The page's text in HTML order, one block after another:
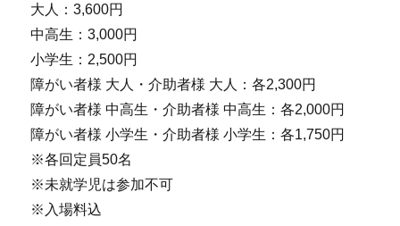
大人：3,600円
中高生：3,000円
小学生：2,500円
障がい者様 大人・介助者様 大人：各2,300円
障がい者様 中高生・介助者様 中高生：各2,000円
障がい者様 小学生・介助者様 小学生：各1,750円
※各回定員50名
※未就学児は参加不可
※入場料込